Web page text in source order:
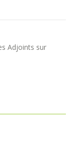
Adjoints sur